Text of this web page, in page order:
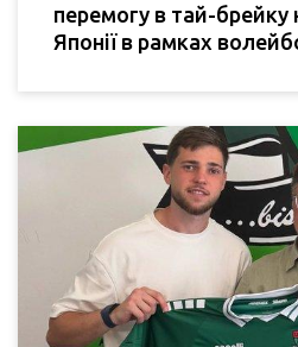
перемогу в тай-
Японії в рамках